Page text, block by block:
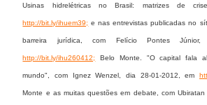
Usinas hidrelétricas no Brasil: matrizes de
http://bit.ly/ihuem39; e nas entrevistas publicadas no
barreira jurídica, com Felício Pontes
http://bit.ly/ihu260412; Belo Monte. "O capital fala
mundo", com Ignez Wenzel, dia 28-01-2012, em
Monte e as muitas questões em debate, com Ubiratan